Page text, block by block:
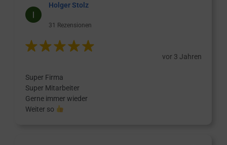
Holger Stolz
31 Rezensionen
vor 3 Jahren
Super Firma
Super Mitarbeiter
Gerne immer wieder
Weiter so